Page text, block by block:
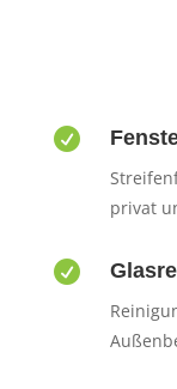

privat
